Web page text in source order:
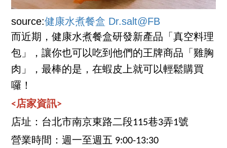
source:健康水煮餐盒 Dr.salt@FB
而近期，健康水煮餐盒研發新產品「真空料理
包」，讓你也可以吃到他們的王牌商品「雞胸
肉」，最棒的是，在蝦皮上就可以輕鬆購買
囉！
<店家資訊>
店址：台北市南京東路二段115巷3弄1號
營業時間：週一至週五 9:00-13:30